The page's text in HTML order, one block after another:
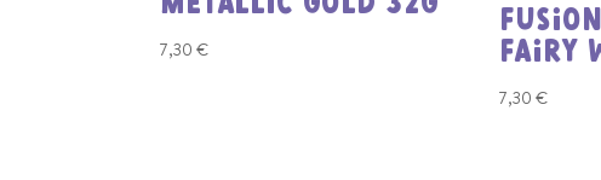
7,30 €
FAIRY
7,30€